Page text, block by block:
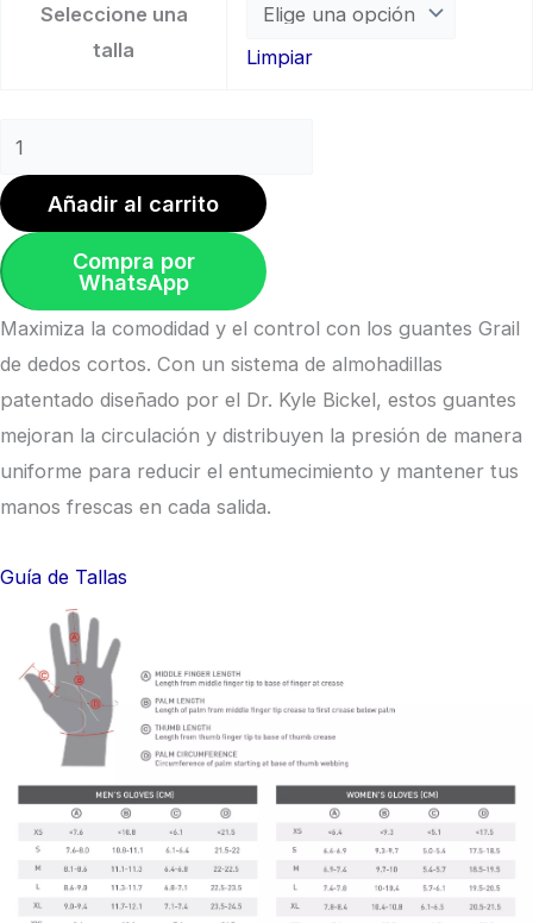
Seleccione una
talla
Limpiar
Añadir al carrito
Compra por
WhatsApp
Maximiza la comodidad y el control con los guantes Grail
de dedos cortos. Con un sistema de almohadillas
patentado diseñado por el Dr. Kyle Bickel, estos guantes
mejoran la circulación y distribuyen la presión de manera
uniforme para reducir el entumecimiento y mantener tus
manos frescas en cada salida.
Guía de Tallas